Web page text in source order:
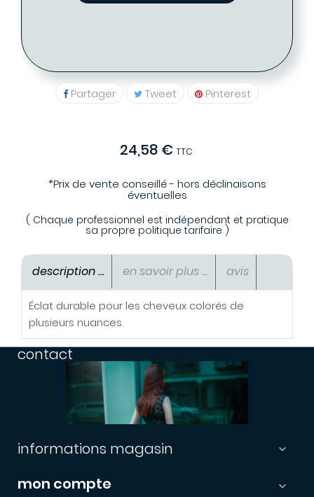
Partager Tweet Pinterest
24,58 € TTC
*Prix de vente conseillé - hors déclinaisons
éventuelles
( Chaque professionnel est indépendant et pratique
sa propre politique tarifaire )
description ... en savoir plus ... avis
Éclat durable pour les cheveux colorés de
plusieurs nuances.
contact
informations magasin 
mon compte 